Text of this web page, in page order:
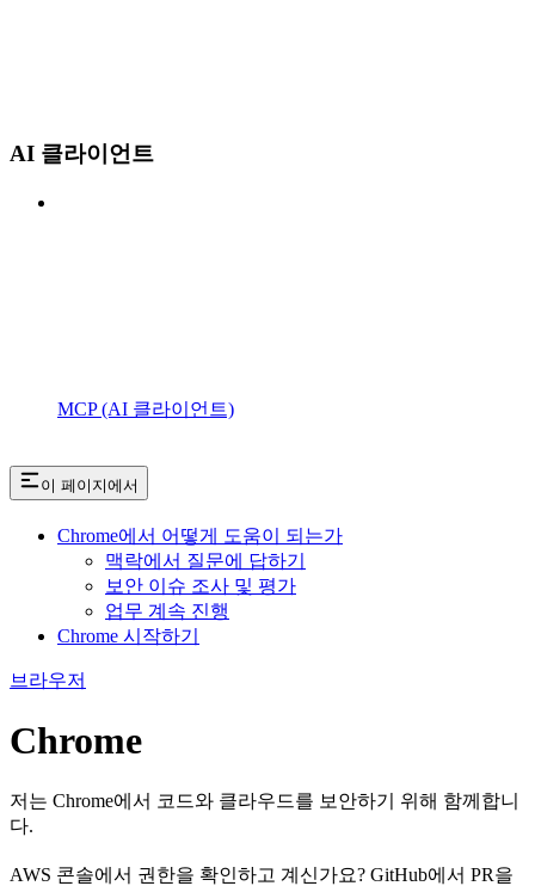
AI 클라이언트
MCP (AI 클라이언트)
이 페이지에서
Chrome에서 어떻게 도움이 되는가
맥락에서 질문에 답하기
보안 이슈 조사 및 평가
업무 계속 진행
Chrome 시작하기
브라우저
Chrome
저는 Chrome에서 코드와 클라우드를 보안하기 위해 함께합니
다.
AWS 콘솔에서 권한을 확인하고 계신가요? GitHub에서 PR을